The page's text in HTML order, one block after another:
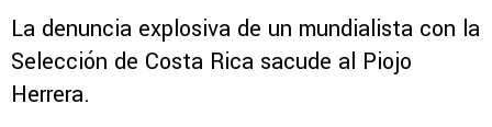
La denuncia explosiva de un mundialista con la
Selección de Costa Rica sacude al Piojo
Herrera.